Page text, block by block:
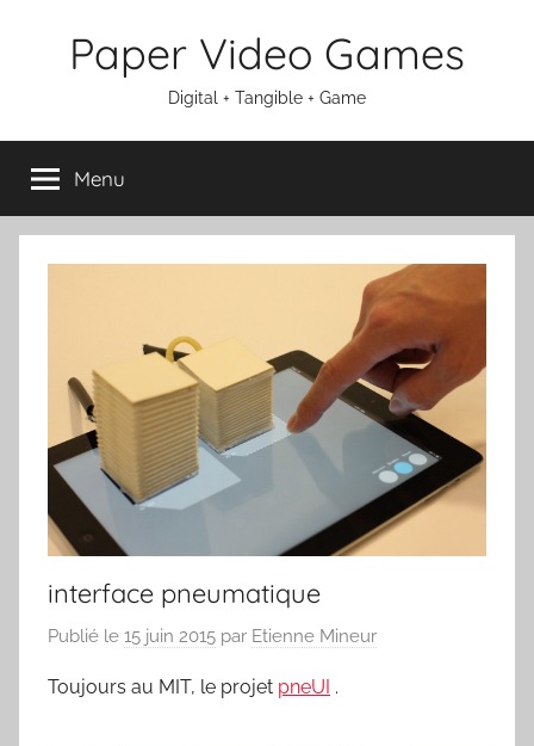
Paper Video Games
Digital + Tangible + Game
Menu
interface pneumatique
Publié le 15 juin 2015 par Etienne Mineur
Toujours au MIT, le projet pneUI .